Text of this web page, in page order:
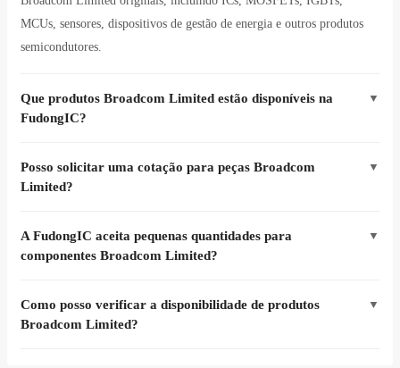
MCUs, sensores, dispositivos de gestão de energia e outros produtos
semicondutores.
Que produtos Broadcom Limited estão disponíveis na
FudongIC?
▼
Posso solicitar uma cotação para peças Broadcom
Limited?
▼
A FudongIC aceita pequenas quantidades para
componentes Broadcom Limited?
▼
Como posso verificar a disponibilidade de produtos
Broadcom Limited?
▼